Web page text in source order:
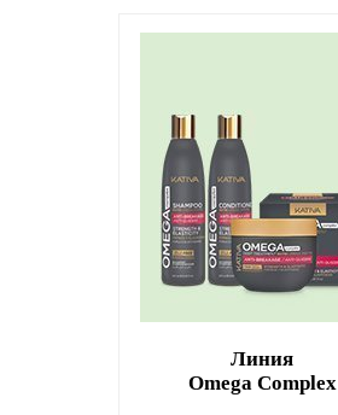
Линия
Omega Complex